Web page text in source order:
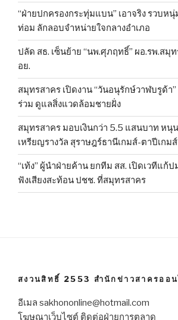
“ฝ่ายปกครองกระทุ่มแบน” เอาจริง รวบห
ท่อม ลักลอบจำหน่ายใจกลางอำเภอ
ปลัด สธ. เซ็นย้าย “นพ.ศุภฤทธิ์” ผอ.รพ.สมุท
อย.
สมุทรสาคร เปิดงาน “วันอนุรักษ์วาฬบรูด้า
ร่วม ดูแลสิ่งแวดล้อมชายฝั่ง
สมุทรสาคร มอบเงินกว่า 5.5 แสนบาท หนุ
เหรียญรางวัล สุราษฎร์ธานีเกมส์-ตาปีเกม
“เท้ง” ผู้นำฝ่ายค้าน ยกทีม สส. เปิดเวทีแก้
ฟังเสียงสะท้อน ปชช. ที่สมุทรสาคร
สงวนสิทธิ์ 2553 สำนักข่าวสาครออ
อีเมล sakhononline@hotmail.com
โฆษณาเว็บไซต์ ติดต่อฝ่ายการตลาด